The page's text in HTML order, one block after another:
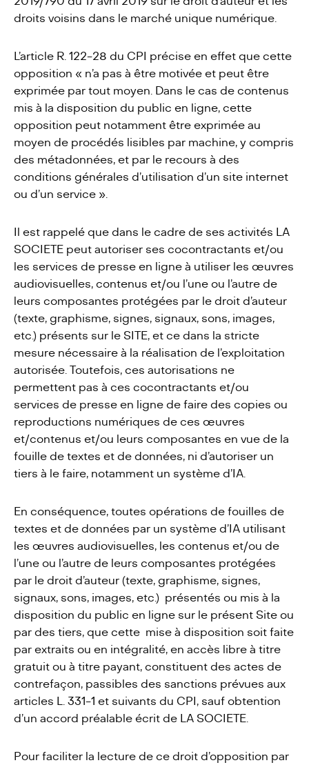
droits voisins dans le marché unique numérique.
L’article R. 122-28 du CPI précise en effet que cette
opposition « n’a pas à être motivée et peut être
exprimée par tout moyen. Dans le cas de contenus
mis à la disposition du public en ligne, cette
opposition peut notamment être exprimée au
moyen de procédés lisibles par machine, y compris
des métadonnées, et par le recours à des
conditions générales d’utilisation d’un site internet
ou d’un service ».
Il est rappelé que dans le cadre de ses activités LA
SOCIETE peut autoriser ses cocontractants et/ou
les services de presse en ligne à utiliser les œuvres
audiovisuelles, contenus et/ou l’une ou l’autre de
leurs composantes protégées par le droit d’auteur
(texte, graphisme, signes, signaux, sons, images,
etc.) présents sur le SITE, et ce dans la stricte
mesure nécessaire à la réalisation de l’exploitation
autorisée. Toutefois, ces autorisations ne
permettent pas à ces cocontractants et/ou
services de presse en ligne de faire des copies ou
reproductions numériques de ces œuvres
et/contenus et/ou leurs composantes en vue de la
fouille de textes et de données, ni d’autoriser un
tiers à le faire, notamment un système d’IA.
En conséquence, toutes opérations de fouilles de
textes et de données par un système d’IA utilisant
les œuvres audiovisuelles, les contenus et/ou de
l’une ou l’autre de leurs composantes protégées
par le droit d’auteur (texte, graphisme, signes,
signaux, sons, images, etc.) présentés ou mis à la
disposition du public en ligne sur le présent Site ou
par des tiers, que cette mise à disposition soit faite
par extraits ou en intégralité, en accès libre à titre
gratuit ou à titre payant, constituent des actes de
contrefaçon, passibles des sanctions prévues aux
articles L. 331-1 et suivants du CPI, sauf obtention
d’un accord préalable écrit de LA SOCIETE.
Pour faciliter la lecture de ce droit d’opposition par